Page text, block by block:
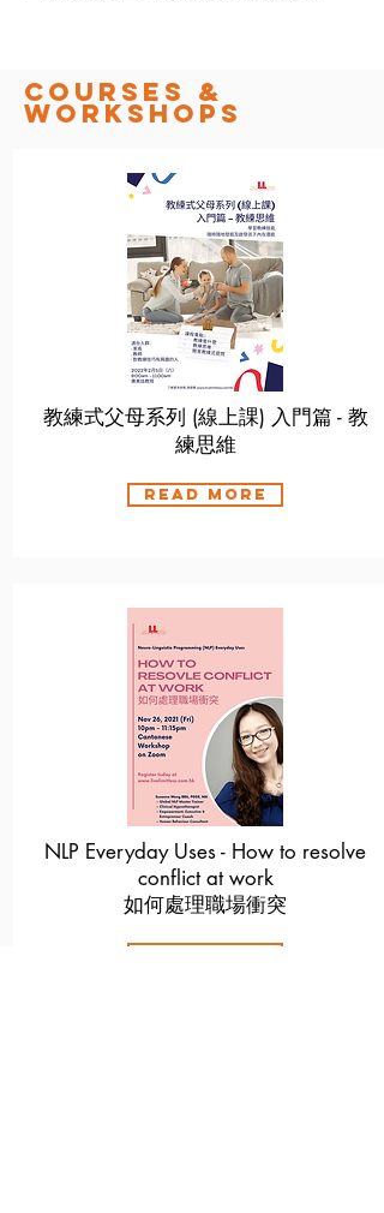
COURSES &
Workshops
教練式父母系列 (線上課) 入門篇 - 教
練思維
Read More
NLP Everyday Uses - How to resolve
conflict at work
如何處理職場衝突